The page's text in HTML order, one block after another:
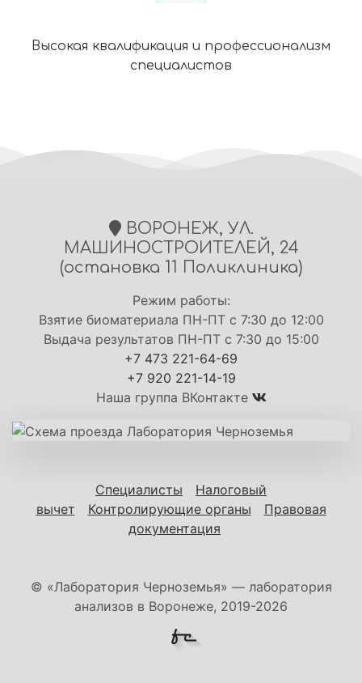
Высокая квалификация и профессионализм
специалистов
ВОРОНЕЖ, УЛ.
МАШИНОСТРОИТЕЛЕЙ, 24
(остановка 11 Поликлиника)
Режим работы:
Взятие биоматериала ПН-ПТ с 7:30 до 12:00
Выдача результатов ПН-ПТ с 7:30 до 15:00
+7 473 221-64-69
+7 920 221-14-19
Наша группа ВКонтакте
Специалисты
Налоговый
вычет
Контролирующие органы
Правовая
документация
© «Лаборатория Черноземья» — лаборатория
анализов в Воронеже, 2019-2026